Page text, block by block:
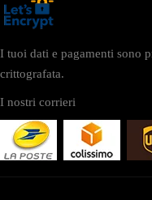
I tuoi dati e pagamenti sono
crittografata.
I nostri corrieri